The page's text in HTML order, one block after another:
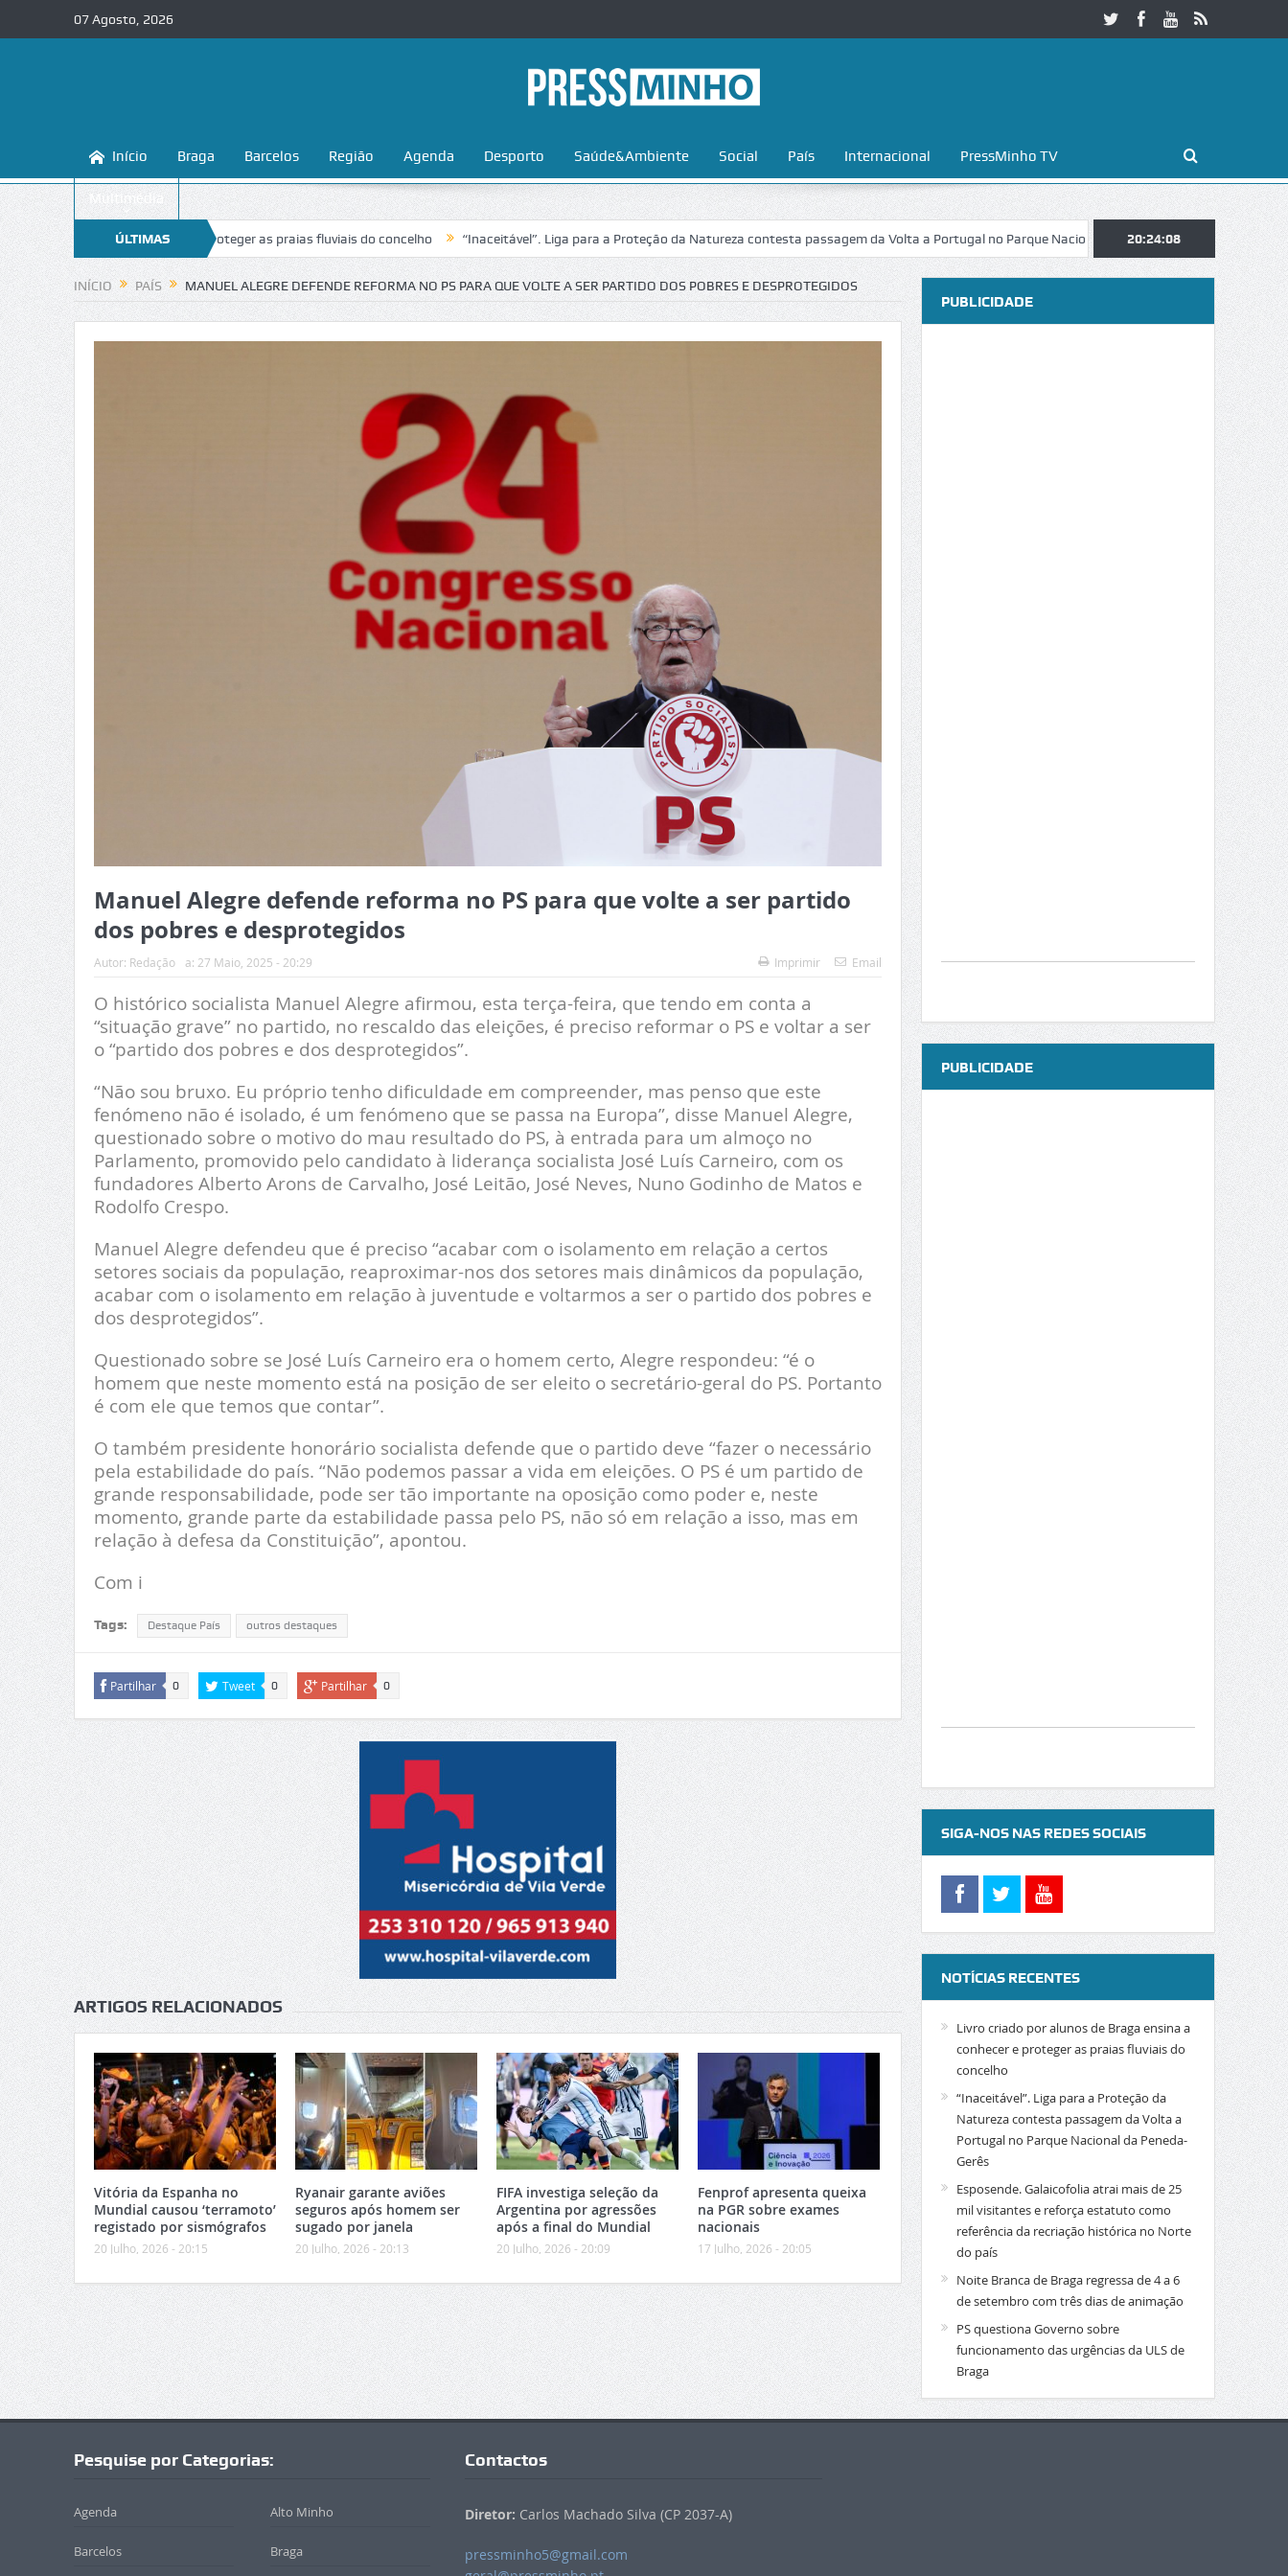
07 Agosto, 2026
Início Braga Barcelos Região Agenda Desporto Saúde&Ambiente Social País Internacional PressMinho TV
Multimédia
ÚLTIMAS
NOTÍCIAS
ensina a conhecer e proteger as praias fluviais do concelho “Inaceitável”. Liga para a Proteção da Natureza contesta passagem da Volta a Portugal no Parque Nacional da Peneda-Gerês Esposende.
20:24:09
INÍCIO PAÍS MANUEL ALEGRE DEFENDE REFORMA NO PS PARA QUE VOLTE A SER PARTIDO DOS POBRES E DESPROTEGIDOS
Manuel Alegre defende reforma no PS para que volte a ser partido
dos pobres e desprotegidos
Autor: Redação a: 27 Maio, 2025 - 20:29 Imprimir Email
O histórico socialista Manuel Alegre afirmou, esta terça-feira, que tendo em conta a
“situação grave” no partido, no rescaldo das eleições, é preciso reformar o PS e voltar a ser
o “partido dos pobres e dos desprotegidos”.
“Não sou bruxo. Eu próprio tenho dificuldade em compreender, mas penso que este
fenómeno não é isolado, é um fenómeno que se passa na Europa”, disse Manuel Alegre,
questionado sobre o motivo do mau resultado do PS, à entrada para um almoço no
Parlamento, promovido pelo candidato à liderança socialista José Luís Carneiro, com os
fundadores Alberto Arons de Carvalho, José Leitão, José Neves, Nuno Godinho de Matos e
Rodolfo Crespo.
Manuel Alegre defendeu que é preciso “acabar com o isolamento em relação a certos
setores sociais da população, reaproximar-nos dos setores mais dinâmicos da população,
acabar com o isolamento em relação à juventude e voltarmos a ser o partido dos pobres e
dos desprotegidos”.
Questionado sobre se José Luís Carneiro era o homem certo, Alegre respondeu: “é o
homem que neste momento está na posição de ser eleito o secretário-geral do PS. Portanto
é com ele que temos que contar”.
O também presidente honorário socialista defende que o partido deve “fazer o necessário
pela estabilidade do país. “Não podemos passar a vida em eleições. O PS é um partido de
grande responsabilidade, pode ser tão importante na oposição como poder e, neste
momento, grande parte da estabilidade passa pelo PS, não só em relação a isso, mas em
relação à defesa da Constituição”, apontou.
Com i
Tags: Destaque País outros destaques
Partilhar 0 Tweet 0 Partilhar 0
ARTIGOS RELACIONADOS
Vitória da Espanha no
Mundial causou ‘terramoto’
registado por sismógrafos
20 Julho, 2026 - 20:15
Ryanair garante aviões
seguros após homem ser
sugado por janela
20 Julho, 2026 - 20:13
FIFA investiga seleção da
Argentina por agressões
após a final do Mundial
20 Julho, 2026 - 20:09
Fenprof apresenta queixa
na PGR sobre exames
nacionais
17 Julho, 2026 - 20:05
PUBLICIDADE
PUBLICIDADE
SIGA-NOS NAS REDES SOCIAIS
NOTÍCIAS RECENTES
Livro criado por alunos de Braga ensina a
conhecer e proteger as praias fluviais do
concelho
“Inaceitável”. Liga para a Proteção da
Natureza contesta passagem da Volta a
Portugal no Parque Nacional da Peneda-
Gerês
Esposende. Galaicofolia atrai mais de 25
mil visitantes e reforça estatuto como
referência da recriação histórica no Norte
do país
Noite Branca de Braga regressa de 4 a 6
de setembro com três dias de animação
PS questiona Governo sobre
funcionamento das urgências da ULS de
Braga
Pesquise por Categorias:
Agenda Alto Minho
Barcelos Braga
Contactos
Diretor: Carlos Machado Silva (CP 2037-A)
pressminho5@gmail.com